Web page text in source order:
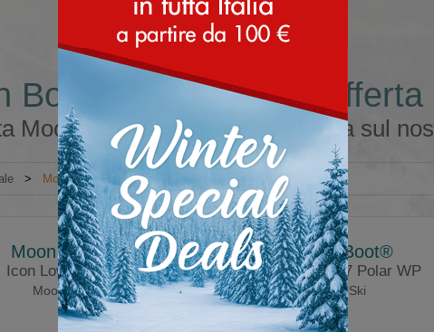
Boot® misura 44 in offerta
Moon Boot® misura 44 in offerta sul
> Moon Boot®
Moon Boot®
Icon Low Fleece
Moonboot
Moon Boot®
MB Moon247 Polar WP
Apre Ski